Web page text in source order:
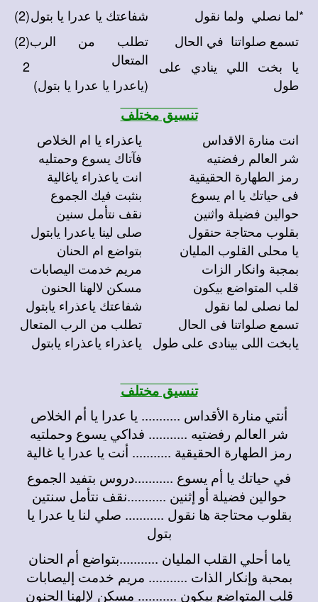
(2)
(2)
2
شفاعتك يا عدرا يا بتول
تطلب من الرب
المتعال
(ياعدرا يا عدرا يا بتول)
لما نصلي ولما نقول
تسمع صلواتنا في الحال
يا بخت اللي ينادي على
طول
*
تنسيق مختلف
انت منارة الاقداس
شر العالم رفضتيه
رمز الطهارة الحقيقية
فى حياتك يا ام يسوع
حوالين فضيلة واثنين
بقلوب محتاجة حنقول
يا محلى القلوب المليان
بمجبة وانكار الزات
قلب المتواضع بيكون
لما نصلى لما نقول
تسمع صلواتنا فى الحال
يابخت اللى بينادى على طول
ياعذراء يا ام الخلاص
فآتاك يسوع وحمتليه
انت ياعذراء ياغالية
بنثبت فيك الجموع
نقف نتأمل سنين
صلى لينا ياعدرا يابتول
بتواضع ام الحنان
مريم خدمت اليصابات
مسكن لالهنا الحنون
شفاعتك ياعذراء يابتول
تطلب من الرب المتعال
ياعذراء ياعذراء يابتول
تنسيق مختلف
أنتي منارة الأقداس ........... يا عدرا يا أم الخلاص
شر العالم رفضتيه ........... فداكي يسوع وحملتيه
رمز الطهارة الحقيقية ........... أنت يا عدرا يا غالية
في حياتك يا أم يسوع ...........دروس بتفيد الجموع
حوالين فضيلة أو إثنين ...........نقف نتأمل سنتين
بقلوب محتاجة ها نقول ........... صلي لنا يا عدرا يا
بتول
ياما أحلي القلب المليان ...........بتواضع أم الحنان
بمحبة وإنكار الذات ........... مريم خدمت إليصابات
قلب المتواضع بيكون ........... مسكن لإلهنا الحنون